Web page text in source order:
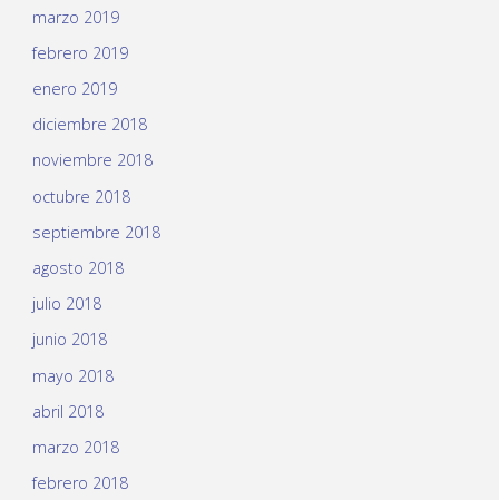
marzo 2019
febrero 2019
enero 2019
diciembre 2018
noviembre 2018
octubre 2018
septiembre 2018
agosto 2018
julio 2018
junio 2018
mayo 2018
abril 2018
marzo 2018
febrero 2018